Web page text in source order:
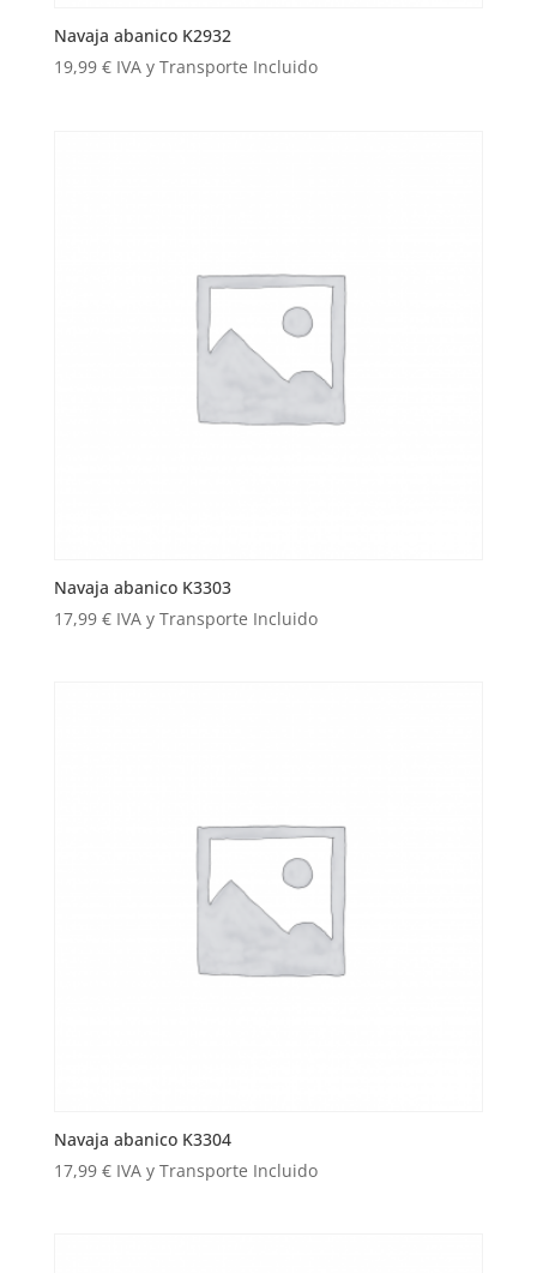
Navaja abanico K2932
19,99 € IVA y Transporte Incluido
Navaja abanico K3303
17,99 € IVA y Transporte Incluido
Navaja abanico K3304
17,99 € IVA y Transporte Incluido